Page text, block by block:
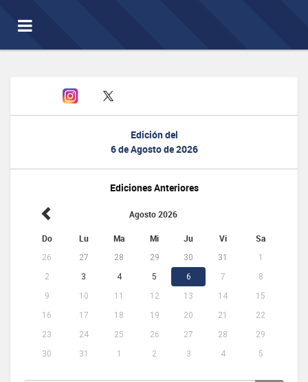
Toggle
navigation
Edición del
6 de Agosto de 2026
Ediciones Anteriores
Agosto 2026
Do Lu Ma Mi Ju Vi Sa
26 27 28 29 30 31
1
2
3 4 5 6 7
8
9
10 11 12 13 14
15
16
17 18 19 20 21
22
23
24 25 26 27 28
29
30
31 1 2 3 4 5